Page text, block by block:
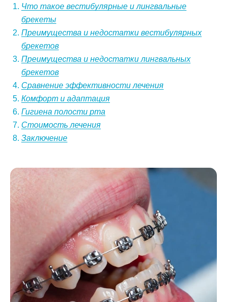
Что такое вестибулярные и лингвальные
брекеты
Преимущества и недостатки вестибулярных
брекетов
Преимущества и недостатки лингвальных
брекетов
Сравнение эффективности лечения
Комфорт и адаптация
Гигиена полости рта
Стоимость лечения
Заключение